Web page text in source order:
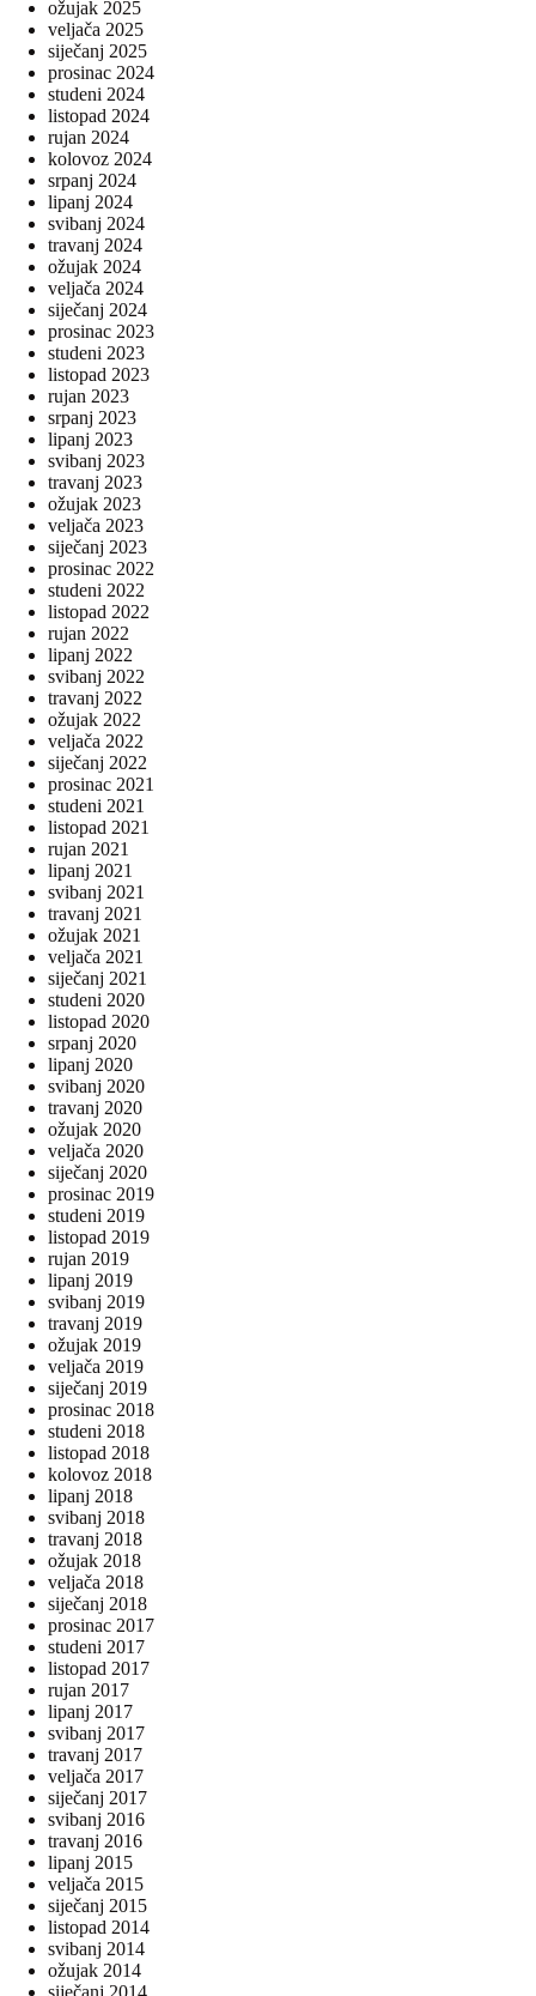
ožujak 2025
veljača 2025
siječanj 2025
prosinac 2024
studeni 2024
listopad 2024
rujan 2024
kolovoz 2024
srpanj 2024
lipanj 2024
svibanj 2024
travanj 2024
ožujak 2024
veljača 2024
siječanj 2024
prosinac 2023
studeni 2023
listopad 2023
rujan 2023
srpanj 2023
lipanj 2023
svibanj 2023
travanj 2023
ožujak 2023
veljača 2023
siječanj 2023
prosinac 2022
studeni 2022
listopad 2022
rujan 2022
lipanj 2022
svibanj 2022
travanj 2022
ožujak 2022
veljača 2022
siječanj 2022
prosinac 2021
studeni 2021
listopad 2021
rujan 2021
lipanj 2021
svibanj 2021
travanj 2021
ožujak 2021
veljača 2021
siječanj 2021
studeni 2020
listopad 2020
srpanj 2020
lipanj 2020
svibanj 2020
travanj 2020
ožujak 2020
veljača 2020
siječanj 2020
prosinac 2019
studeni 2019
listopad 2019
rujan 2019
lipanj 2019
svibanj 2019
travanj 2019
ožujak 2019
veljača 2019
siječanj 2019
prosinac 2018
studeni 2018
listopad 2018
kolovoz 2018
lipanj 2018
svibanj 2018
travanj 2018
ožujak 2018
veljača 2018
siječanj 2018
prosinac 2017
studeni 2017
listopad 2017
rujan 2017
lipanj 2017
svibanj 2017
travanj 2017
veljača 2017
siječanj 2017
svibanj 2016
travanj 2016
lipanj 2015
veljača 2015
siječanj 2015
listopad 2014
svibanj 2014
ožujak 2014
siječanj 2014